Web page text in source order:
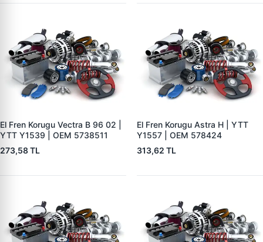
El Fren Korugu Vectra B 96 02 |
YTT Y1539 | OEM 5738511
273,58 TL
El Fren Korugu Astra H | YTT
Y1557 | OEM 578424
313,62 TL